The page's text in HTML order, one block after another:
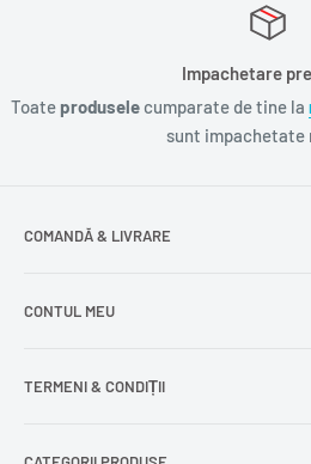
Impachetare
Toate produsele cumparate de tine la
sunt impachetate
COMANDĂ & LIVRARE
Livrare gratuită
CONTUL MEU
Comenzile mele
TERMENI & CONDIȚII